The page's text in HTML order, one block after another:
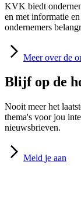
KVK biedt
en met informatie
ondernemers
Meer over de
Blijf op de
Nooit meer het
thema's voor jou
nieuwsbrieven.
Meld je aan